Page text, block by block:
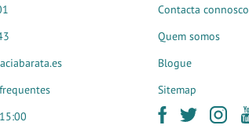
Contacta connosco
Quem somos
Blogue
Sitemap